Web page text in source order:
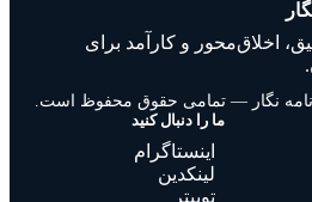
اخلاق‌محور و کارآمد برای
ما را دنبال کنید
اینستاگرام
لینکدین
توییتر